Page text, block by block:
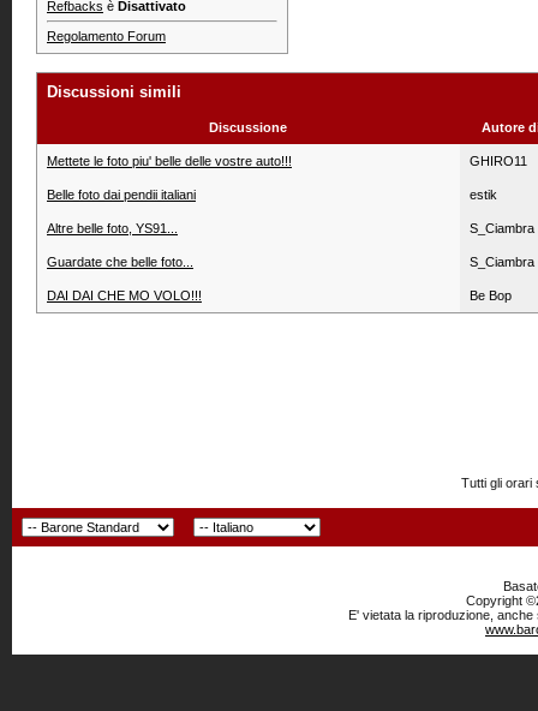
Refbacks è Disattivato
Regolamento Forum
Discussioni simili
Discussione Autore
Mettete le foto piu' belle delle vostre auto!!! GHIRO11
Belle foto dai pendii italiani estik
Altre belle foto, YS91... S_Ciambra
Guardate che belle foto... S_Ciambra
DAI DAI CHE MO VOLO!!! Be Bop
Tutti gli orari
Copyright
E' vietata la riproduzione,